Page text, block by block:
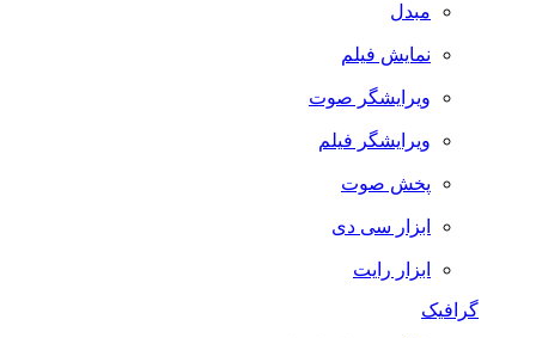
مبدل
نمایش فیلم
ویرایشگر صوت
ویرایشگر فیلم
پخش صوت
ابزار سی دی
ابزار رایت
گرافیک